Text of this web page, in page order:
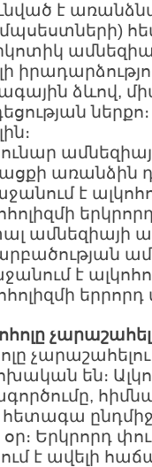
է
ձևով,
առանձին
է
ամնեզիայի
է
երրորդ
են։
հետագա
Երկրորդ
է ավելի